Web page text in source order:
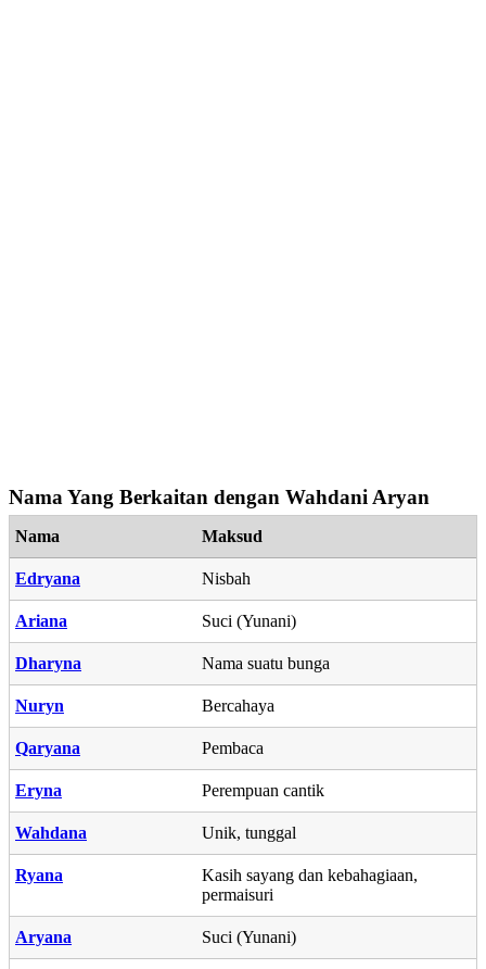
Nama Yang Berkaitan dengan Wahdani Aryan
Nama Maksud
Edryana Nisbah
Ariana Suci (Yunani)
Dharyna Nama suatu bunga
Nuryn Bercahaya
Qaryana Pembaca
Eryna Perempuan cantik
Wahdana Unik, tunggal
Ryana
Kasih sayang dan kebahagiaan,
permaisuri
Aryana Suci (Yunani)